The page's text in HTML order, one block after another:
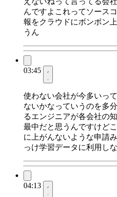
んですよこれってソース
報をクラウドにボンボン
うん
03:45
使わない会社が今多いっ
ないかなっていうのを多
るエンジニアが各会社の
最中だと思うんですけど
に上がんないような申請
っけ学習データに利用し
04:13